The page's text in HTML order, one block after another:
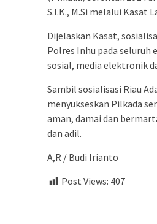
S.I.K., M.Si melalui Kasat
Dijelaskan Kasat,
Polres Inhu pada seluruh
sosial, media elektronik
Sambil sosialisasi Riau
menyukseskan Pilkada
aman, damai dan
dan adil.
A,R / Budi Irianto
Post Views: 407